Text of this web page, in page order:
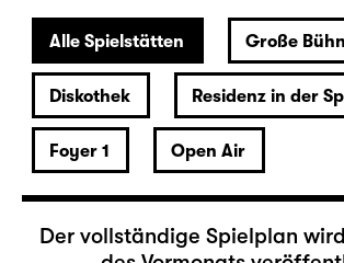
10:00 Große Bühne
Alice hinter den Spiegeln
von Stephan Beer und Georg Burger
nach Lewis Carroll
Regie: Stephan Beer
Karten nur an der Theaterkasse
Dezember 2026